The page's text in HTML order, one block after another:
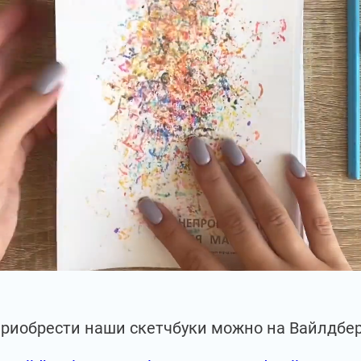
наши скетчбуки можно на